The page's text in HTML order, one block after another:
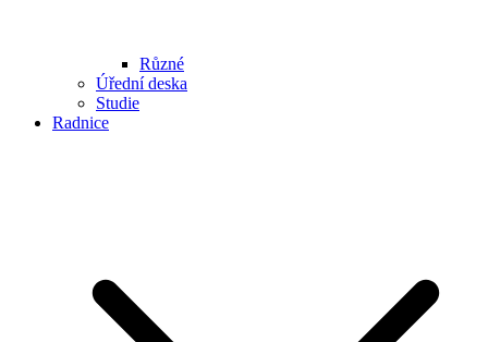
Různé
Úřední deska
Studie
Radnice